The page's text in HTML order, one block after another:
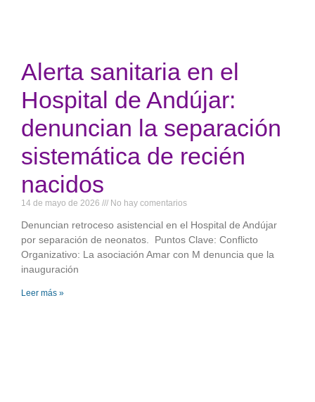
Alerta sanitaria en el
Hospital de Andújar:
denuncian la separación
sistemática de recién
nacidos
14 de mayo de 2026 No hay comentarios
Denuncian retroceso asistencial en el Hospital de Andújar
por separación de neonatos. Puntos Clave: Conflicto
Organizativo: La asociación Amar con M denuncia que la
inauguración
Leer más »